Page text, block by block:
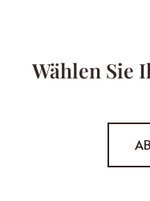
Wählen Sie